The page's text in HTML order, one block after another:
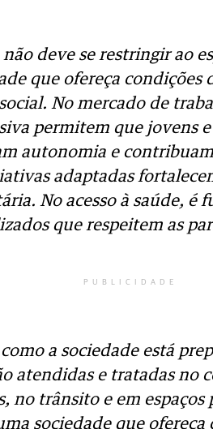
deve se restringir ao
que ofereça condições
No mercado de
permitem que jovens
autonomia e
adaptadas
No acesso à saúde, é
que respeitem as
PUBLICIDADE
a sociedade está
atendidas e tratadas no
no trânsito e em espaços
sociedade que